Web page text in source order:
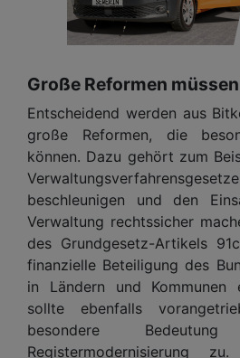
Große Reformen
Entscheidend werden aus
große Reformen, die
können. Dazu gehört zum
beschleunigen und den
Verwaltung rechtssicher
des Grundgesetz-Artikels
finanzielle Beteiligung des
in Ländern und Kommunen
sollte ebenfalls
besondere
Registermodernisierung